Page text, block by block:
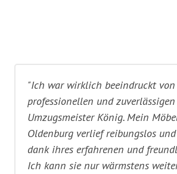
"Ich war wirklich beeindruckt
professionellen und
Umzugsmeister König. Mein
Oldenburg verlief reibungslos
dank ihres erfahrenen und
Ich kann sie nur wärmstens